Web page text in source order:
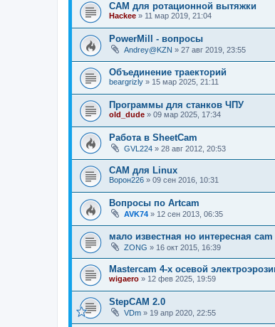
CAM для ротационной вытяжки
Hackee » 11 мар 2019, 21:04
PowerMill - вопросы
Andrey@KZN » 27 авг 2019, 23:55
Объединение траекторий
beargrizly » 15 мар 2025, 21:11
Программы для станков ЧПУ
old_dude » 09 мар 2025, 17:34
Работа в SheetCam
GVL224 » 28 авг 2012, 20:53
CAM для Linux
Ворон226 » 09 сен 2016, 10:31
Вопросы по Artcam
AVK74 » 12 сен 2013, 06:35
мало известная но интересная cam
ZONG » 16 окт 2015, 16:39
Mastercam 4-х осевой
wigaero » 12 фев 2025, 19:59
StepCAM 2.0
VDm » 19 апр 2020, 22:55